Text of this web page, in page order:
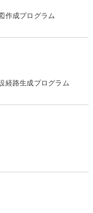
作成プログラム
経路生成プログラム